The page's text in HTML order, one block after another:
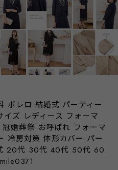
ボレロ 結婚式 パーティー
ズ レディース フォーマ
婚葬祭 お呼ばれ フォーマ
冷房対策 体形カバー パー
20代 30代 40代 50代 60